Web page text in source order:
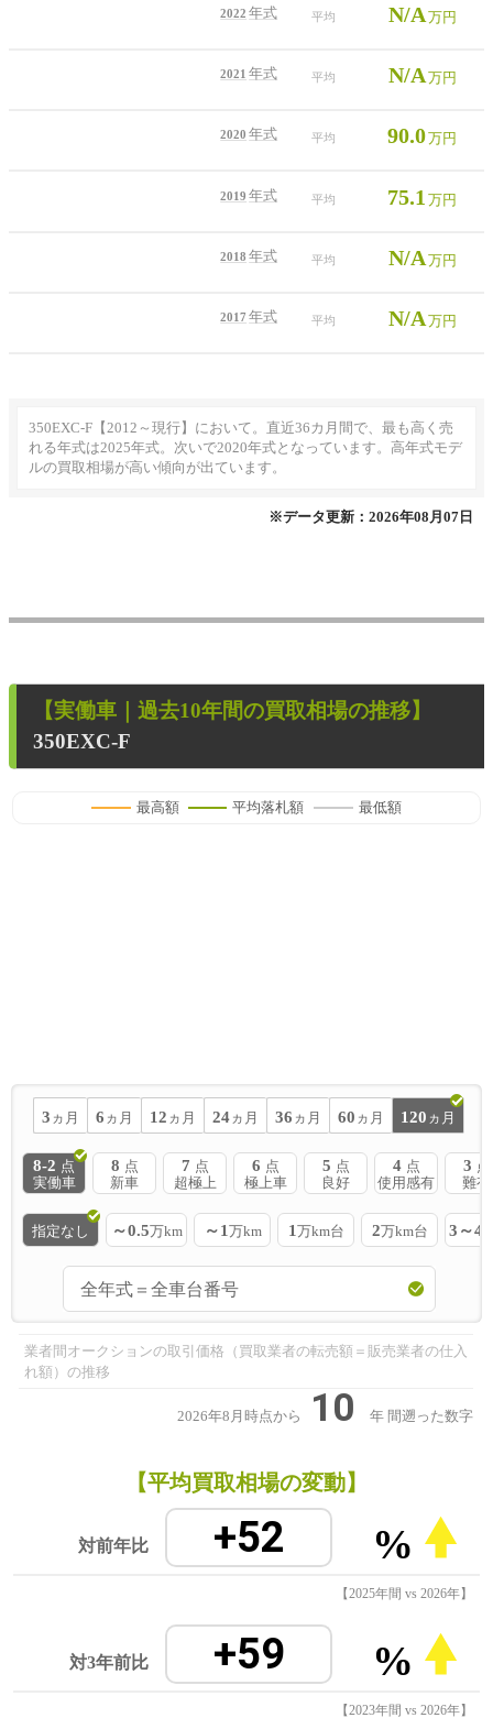
2022 年式 平均 N/A万円
2021 年式 平均 N/A万円
2020 年式 平均 90.0万円
2019 年式 平均 75.1 万円
2018 年式 平均 N/A万円
2017 年式 平均 N/A万円
350EXC-F【2012～現行】において。直近36カ月間で、最も高く売
れる年式は2025年式。次いで2020年式となっています。高年式モデ
ルの買取相場が高い傾向が出ています。
※データ更新：2026年08月07日
【実働車 ｜過去10年間の買取相場の推移】
350EXC-F
最高額 平均落札額 最低額
3 ヵ月 6 ヵ月 12 ヵ月 24 ヵ月 36 ヵ月 60 ヵ月 120 ヵ月
8-2 点
実働車
8 点
新車
7 点
超極上
6 点
極上車
5 点
良好
4 点
使用感有
3 点
難有
指定なし ～0.5万km ～1 万km 1 万km台 2万km台 3～4
業者間オークションの取引価格（買取業者の転売額＝販売業者の仕入
れ額）の推移
2026年8月時点から 10 年 間遡った数字
【平均買取相場の変動】
対前年比 +52 %
【2025年間 vs 2026年】
対3年前比 +59 %
【2023年間 vs 2026年】